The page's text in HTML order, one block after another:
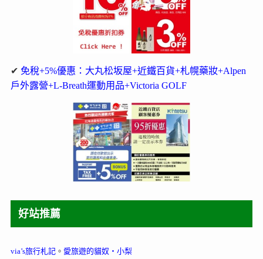
✔ 免稅+5%優惠：大丸松坂屋+近鐵百貨+札幌藥妝+Alpen
戶外露營+L-Breath運動用品+Victoria GOLF
好站推薦
via’s旅行札記。 愛旅遊的貓奴‧小梨